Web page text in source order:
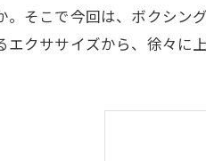
そこで今回は、ボクシン
クササイズから、徐々に